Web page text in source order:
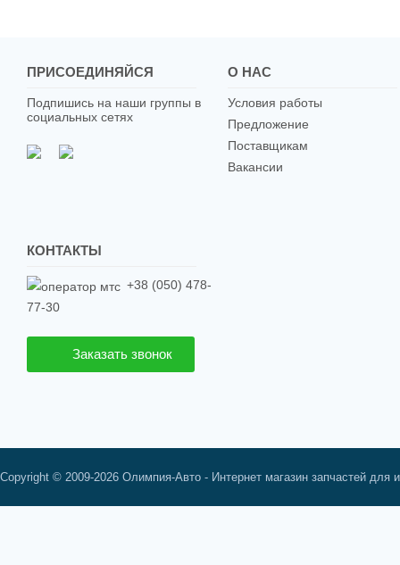
ПРИСОЕДИНЯЙСЯ
Подпишись на наши группы в
социальных сетях
О НАС
Условия работы
Предложение
Поставщикам
Вакансии
КОНТАКТЫ
+38 (050) 478-
77-30
Заказать звонок
Copyright © 2009-2026 Олимпия-Авто - Интернет магазин запчастей для